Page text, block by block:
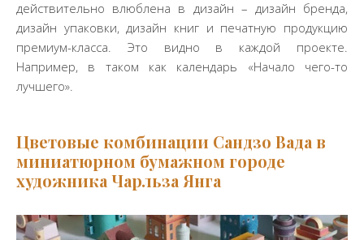
действительно влюблена в дизайн – дизайн бренда,
дизайн упаковки, дизайн книг и печатную продукцию
премиум-класса. Это видно в каждой проекте.
Например, в таком как календарь «Начало чего-то
лучшего».
Цветовые комбинации Сандзо Вада в
миниатюрном бумажном городе
художника Чарльза Янга